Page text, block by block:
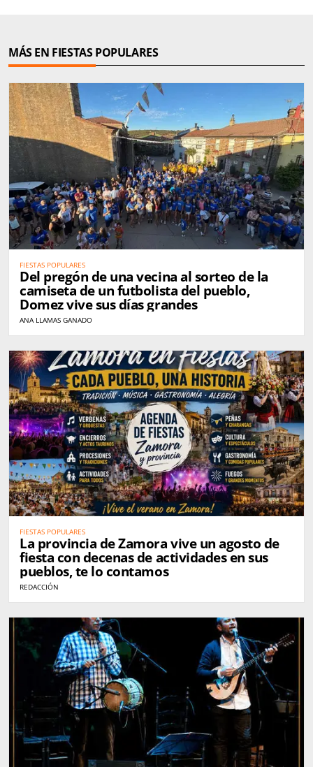
MÁS EN FIESTAS POPULARES
FIESTAS POPULARES
Del pregón de una vecina al sorteo de la
camiseta de un futbolista del pueblo,
Domez vive sus días grandes
ANA LLAMAS GANADO
FIESTAS POPULARES
La provincia de Zamora vive un agosto de
fiesta con decenas de actividades en sus
pueblos, te lo contamos
REDACCIÓN